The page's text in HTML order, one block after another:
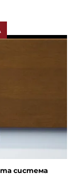
система